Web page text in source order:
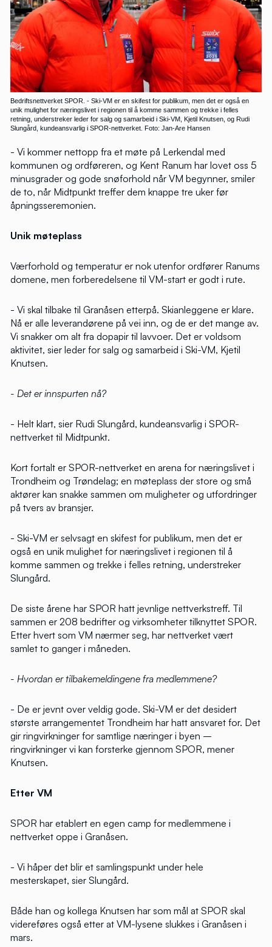
Bedriftsnettverket SPOR. - Ski-VM er en skifest for publikum, men det er også en
unik mulighet for næringslivet i regionen til å komme sammen og trekke i felles
retning, understreker leder for salg og samarbeid i Ski-VM, Kjetil Knutsen, og Rudi
Slungård, kundeansvarlig i SPOR-nettverket. Foto: Jan-Are Hansen
- Vi kommer nettopp fra et møte på Lerkendal med
kommunen og ordføreren, og Kent Ranum har lovet oss 5
minusgrader og gode snøforhold når VM begynner, smiler
de to, når Midtpunkt treffer dem knappe tre uker før
åpningsseremonien.
Unik møteplass
Værforhold og temperatur er nok utenfor ordfører Ranums
domene, men forberedelsene til VM-start er godt i rute.
- Vi skal tilbake til Granåsen etterpå. Skianleggene er klare.
Nå er alle leverandørene på vei inn, og de er det mange av.
Vi snakker om alt fra dopapir til lavvoer. Det er voldsom
aktivitet, sier leder for salg og samarbeid i Ski-VM, Kjetil
Knutsen.
- Det er innspurten nå?
- Helt klart, sier Rudi Slungård, kundeansvarlig i SPOR-
nettverket til Midtpunkt.
Kort fortalt er SPOR-nettverket en arena for næringslivet i
Trondheim og Trøndelag; en møteplass der store og små
aktører kan snakke sammen om muligheter og utfordringer
på tvers av bransjer.
- Ski-VM er selvsagt en skifest for publikum, men det er
også en unik mulighet for næringslivet i regionen til å
komme sammen og trekke i felles retning, understreker
Slungård.
De siste årene har SPOR hatt jevnlige nettverkstreff. Til
sammen er 208 bedrifter og virksomheter tilknyttet SPOR.
Etter hvert som VM nærmer seg, har nettverket vært
samlet to ganger i måneden.
- Hvordan er tilbakemeldingene fra medlemmene?
- De er jevnt over veldig gode. Ski-VM er det desidert
største arrangementet Trondheim har hatt ansvaret for. Det
gir ringvirkninger for samtlige næringer i byen –
ringvirkninger vi kan forsterke gjennom SPOR, mener
Knutsen.
Etter VM
SPOR har etablert en egen camp for medlemmene i
nettverket oppe i Granåsen.
- Vi håper det blir et samlingspunkt under hele
mesterskapet, sier Slungård.
Både han og kollega Knutsen har som mål at SPOR skal
videreføres også etter at VM-lysene slukkes i Granåsen i
mars.